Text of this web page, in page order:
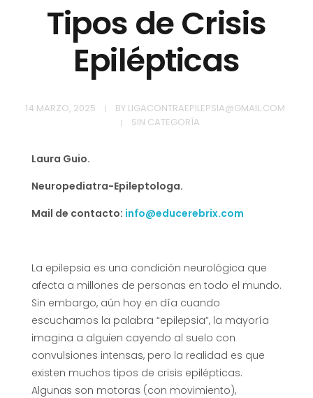
Tipos de Crisis
Epilépticas
14 MARZO, 2025 BY LIGACONTRAEPILEPSIA@GMAIL.COM
SIN CATEGORÍA
Laura Guio.
Neuropediatra-Epileptologa.
Mail de contacto: info@educerebrix.com
La epilepsia es una condición neurológica que
afecta a millones de personas en todo el mundo.
Sin embargo, aún hoy en día cuando
escuchamos la palabra “epilepsia”, la mayoría
imagina a alguien cayendo al suelo con
convulsiones intensas, pero la realidad es que
existen muchos tipos de crisis epilépticas.
Algunas son motoras (con movimiento),